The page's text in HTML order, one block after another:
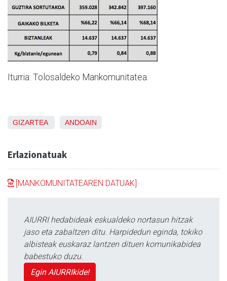
Iturria: Tolosaldeko Mankomunitatea.
GIZARTEA ANDOAIN
Erlazionatuak
[MANKOMUNITATEAREN DATUAK]
AIURRI hedabideak eskualdeko nortasun hitzak
jaso eta zabaltzen ditu. Harpidedun eginda, tokiko
albisteak euskaraz lantzen dituen komunikabidea
babestuko duzu.
Egin AIURRIkide!